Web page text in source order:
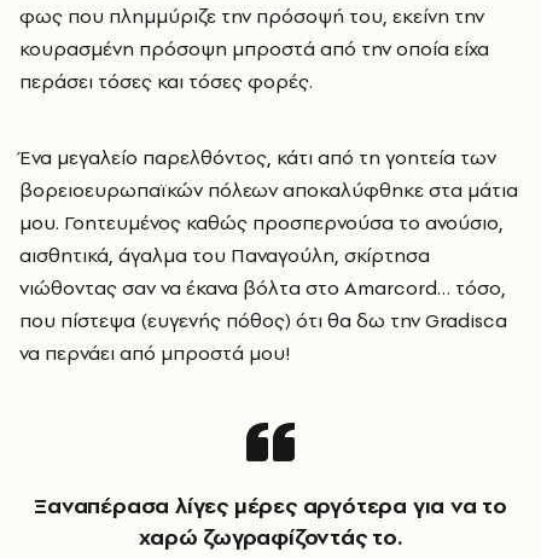
φως που πλημμύριζε την πρόσοψή του, εκείνη την
κουρασμένη πρόσοψη μπροστά από την οποία είχα
περάσει τόσες και τόσες φορές.
Ένα μεγαλείο παρελθόντος, κάτι από τη γοητεία των
βορειοευρωπαϊκών πόλεων αποκαλύφθηκε στα μάτια
μου. Γοητευμένος καθώς προσπερνούσα το ανούσιο,
αισθητικά, άγαλμα του Παναγούλη, σκίρτησα
νιώθοντας σαν να έκανα βόλτα στο Amarcord… τόσο,
που πίστεψα (ευγενής πόθος) ότι θα δω την Gradisca
να περνάει από μπροστά μου!
Ξαναπέρασα λίγες μέρες αργότερα για να το
χαρώ ζωγραφίζοντάς το.